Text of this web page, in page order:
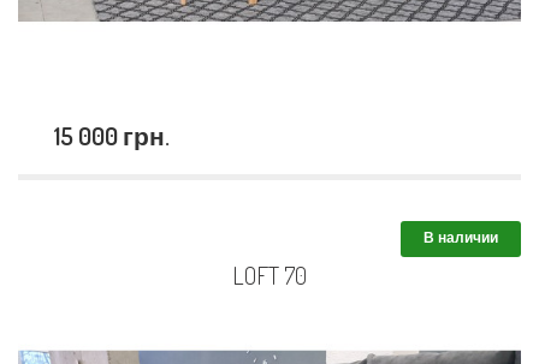
15 000 грн.
В наличии
LOFT 70